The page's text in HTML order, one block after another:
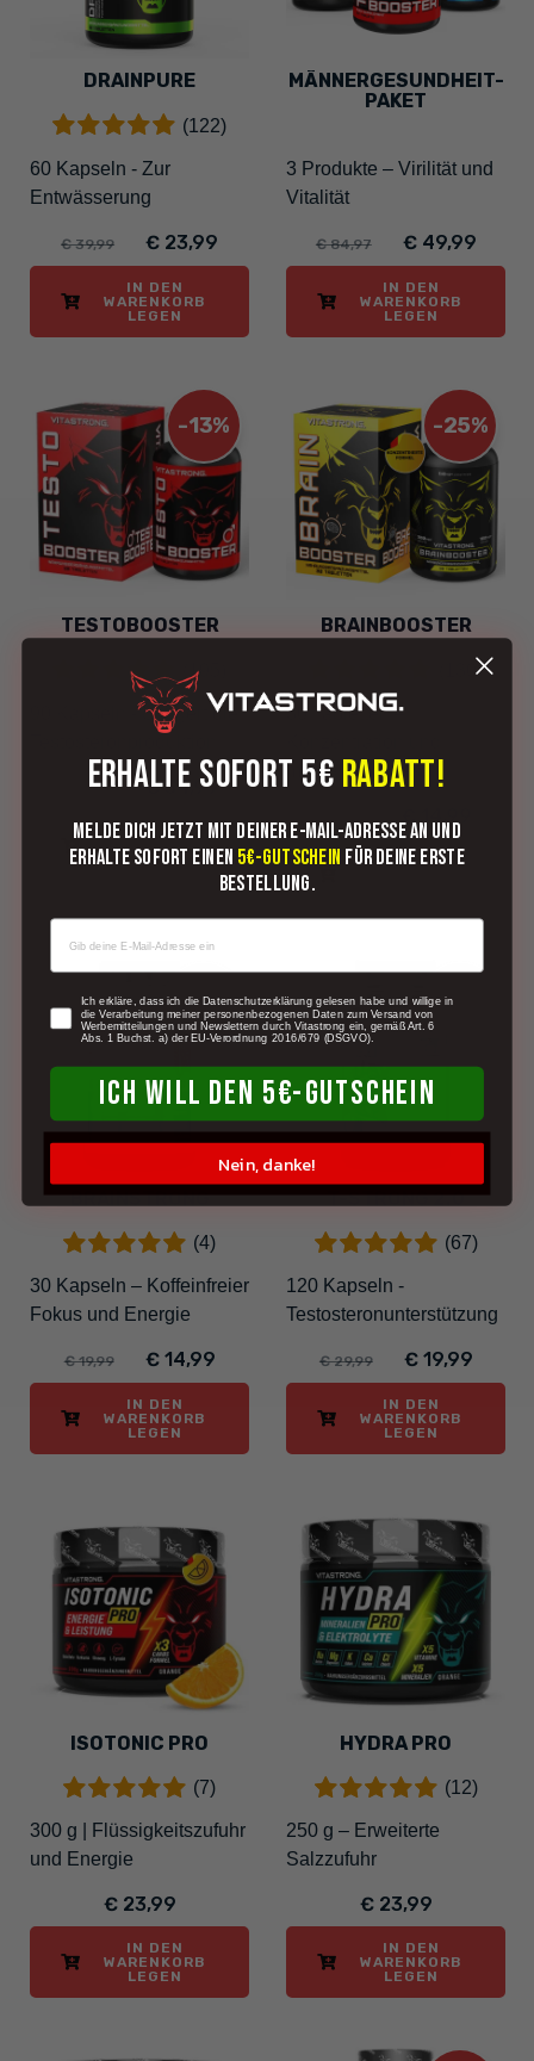
DRAINPURE
(122)
60 Kapseln - Zur
Entwässerung
€ 39,99 € 23,99
IN DEN
WARENKORB
LEGEN
MÄNNERGESUNDHEIT-
PAKET
3 Produkte – Virilität und
Vitalität
€ 84,97 € 49,99
IN DEN
WARENKORB
LEGEN
-13%
TESTOBOOSTER
(195)
90 Kapseln - Steigert die
€ 39,99 € 34,99
IN DEN
WARENKORB
LEGEN
-25%
BRAINBOOSTER
(130)
30 Tabletten –
mentale Fokuss...
IN DEN
-25%
BRAINSTRONG
(4)
30 Kapseln – Koffeinfreier
Fokus und Energie
€ 19,99 € 14,99
IN DEN
WARENKORB
LEGEN
-33%
T-STRONG 2.0
(67)
120 Kapseln -
Testosteronunterstützung
€ 29,99 € 19,99
IN DEN
WARENKORB
LEGEN
ISOTONIC PRO
(7)
300 g | Flüssigkeitszufuhr
und Energie
€ 23,99
IN DEN
WARENKORB
LEGEN
HYDRA PRO
(12)
250 g – Erweiterte
Salzzufuhr
€ 23,99
IN DEN
WARENKORB
LEGEN
ERHALTE SOFORT 5€ RABATT!
Melde dich jetzt mit deiner E-Mail-Adresse an und
erhalte sofort einen 5€-Gutschein für deine erste
Bestellung.
newsletterIch erkläre, dass ich die Datenschutzerklärung gelesen habe und willige in
die Verarbeitung meiner personenbezogenen Daten zum Versand von
Werbemitteilungen und Newslettern durch Vitastrong ein, gemäß Art. 6
Abs. 1 Buchst. a) der EU-Verordnung 2016/679 (DSGVO).
ICH WILL DEN 5€-GUTSCHEIN
Nein, danke!